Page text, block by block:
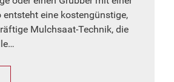
entsteht eine kostengünstige,
Mulchsaat-Technik, die